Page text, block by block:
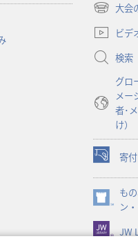
大会
（新
し
タ
開
ビデ
検索
グロ
メー
者･
け）
寄付
（新
し
い
タ
ブ
で
も
ン
（新
し
い
JW